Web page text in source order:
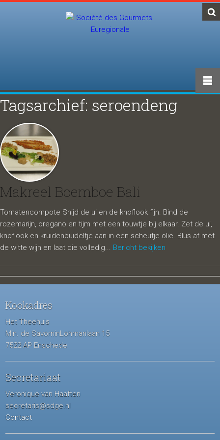
Tagsarchief: seroendeng
Makreel Boemboe Bali
Tomatencompote Snijd de ui en de knoflook fijn. Bind de
rozemarijn, oregano en tijm met een touwtje bij elkaar. Zet de ui,
knoflook en kruidenbuideltje aan in een scheutje olie. Blus af met
de witte wijn en laat die volledig... Bericht bekijken
Kookadres
Het Theehuis
Min. de SavorninLohmanlaan 15
7522 AP Enschede
Secretariaat
Veronique van Haaften
secretaris@sdge.nl
Contact